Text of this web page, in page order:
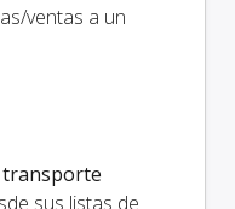
ventas a un
transporte
sus listas de